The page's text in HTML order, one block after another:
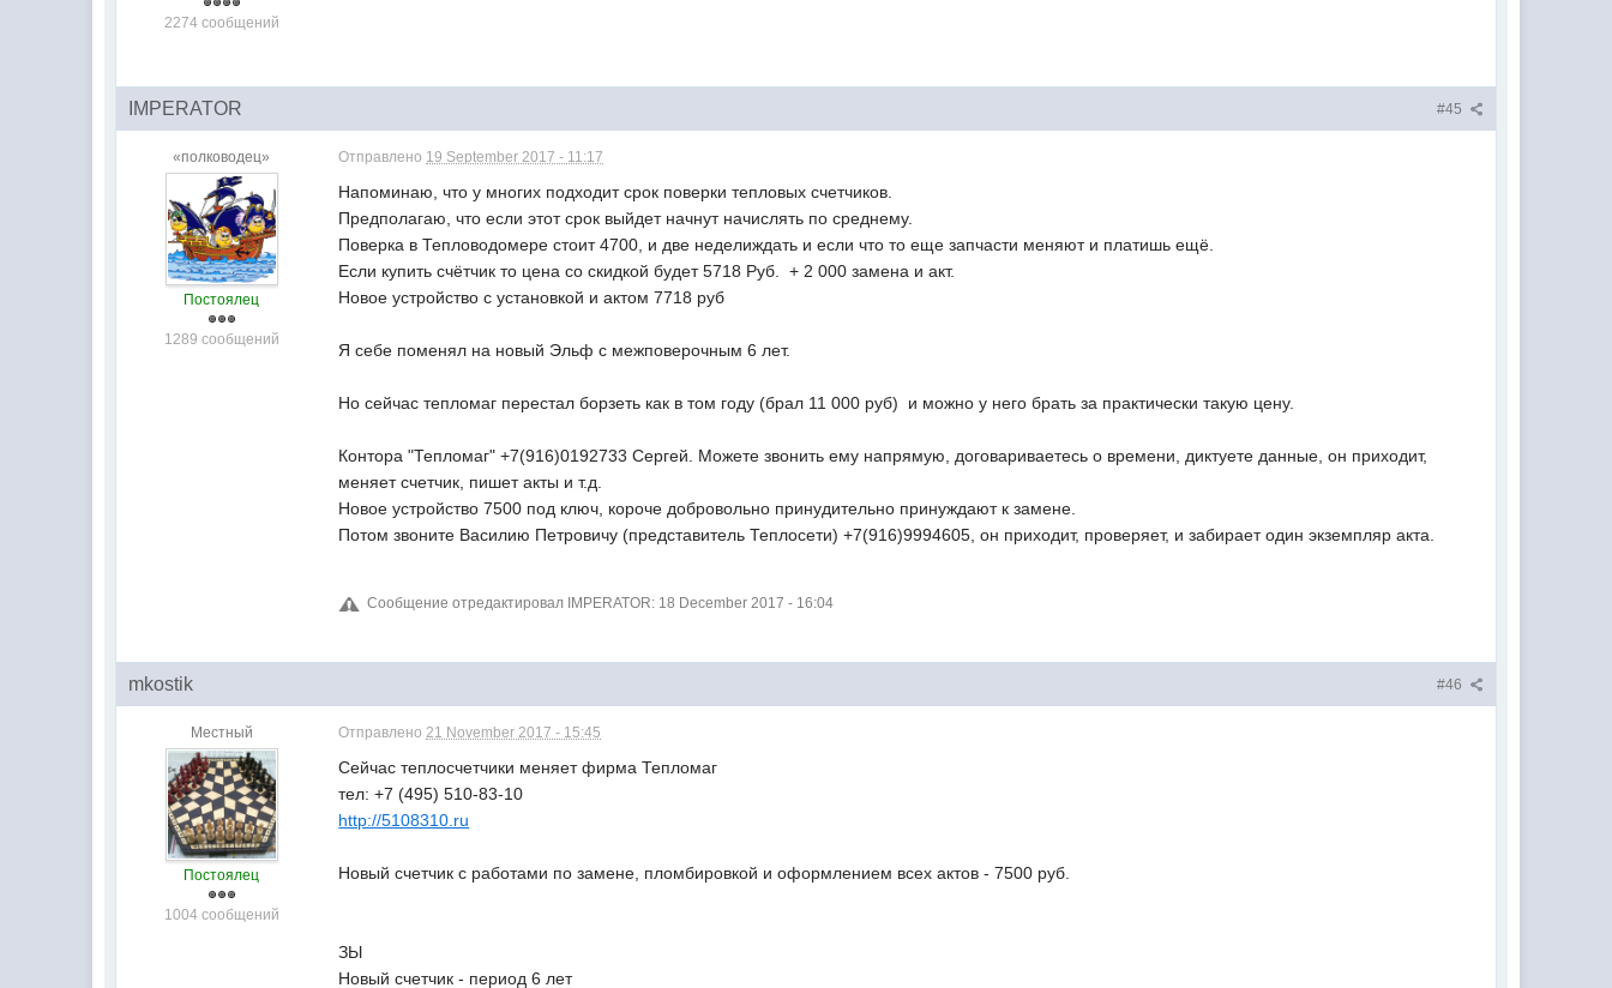
2274 сообщений
#45
IMPERATOR
«полководец»
Постоялец
1289 сообщений
Отправлено 19 September 2017 - 11:17
Напоминаю, что у многих подходит срок поверки тепловых счетчиков.
Предполагаю, что если этот срок выйдет начнут начислять по среднему.
Поверка в Тепловодомере стоит 4700, и две неделиждать и если что то еще запчасти меняют и платишь ещё.
Если купить счётчик то цена со скидкой будет 5718 Руб. + 2 000 замена и акт.
Новое устройство с установкой и актом 7718 руб
Я себе поменял на новый Эльф с межповерочным 6 лет.
Но сейчас тепломаг перестал борзеть как в том году (брал 11 000 руб) и можно у него брать за практически такую цену.
Контора "Тепломаг" +7(916)0192733 Сергей. Можете звонить ему напрямую, договариваетесь о времени, диктуете данные, он приходит,
меняет счетчик, пишет акты и т.д.
Новое устройство 7500 под ключ, короче добровольно принудительно принуждают к замене.
Потом звоните Василию Петровичу (представитель Теплосети) +7(916)9994605, он приходит, проверяет, и забирает один экземпляр акта.
Сообщение отредактировал IMPERATOR: 18 December 2017 - 16:04
#46
mkostik
Местный
Постоялец
1004 сообщений
Отправлено21 November 2017 - 15:45
Сейчас теплосчетчики меняет фирма Тепломаг
тел: +7 (495) 510-83-10
http://5108310.ru
Новый счетчик с работами по замене, пломбировкой и оформлением всех актов - 7500 руб.
ЗЫ
Новый счетчик - период 6 лет